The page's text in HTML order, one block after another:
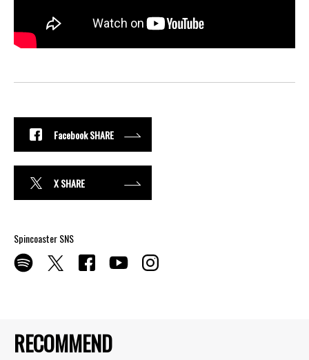
RECOMMEND
Facebook SHARE
X SHARE
Spincoaster SNS